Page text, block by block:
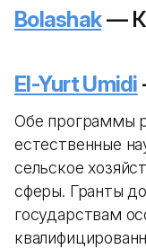
Bolashak—
El-Yurt Umidi
Обе программы
естественные
сельское
сферы. Гранты
государствам